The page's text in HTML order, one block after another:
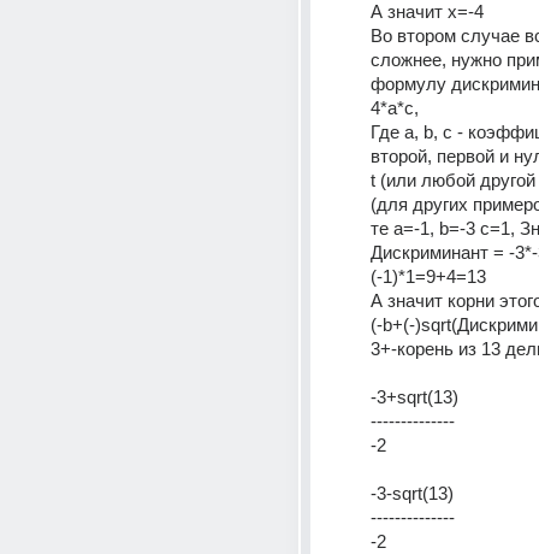
А значит х=-4
Во втором случае
сложнее, нужно
формулу
4*a*c,
Где a, b, c -
второй, первой и
t (или любой
(для других
те а=-1, b=-3 с=1,
Дискриминант = -
(-1)*1=9+4=13
А значит корни
(-b+(-
3+-корень из 13
-3+sqrt(13)
--------------
-2
-3-sqrt(13)
--------------
-2